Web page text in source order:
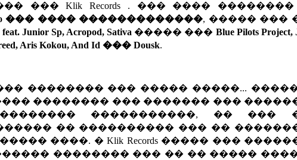
��� Klik Records . ��� ����
Nemmo ��� ���� �������������, ����� ���
Junior Sp, Acropod, Sativa ����� ��� Blue Pilots Project,
Aris Kokou, And Id ��� Dousk.
�������� ��� ����� �����...
�������� ��� ������� ���
�����������, �� ���
�� ���������� ��� ��
����. � Klik Records ����� ���
�������� ��� �� �� �����